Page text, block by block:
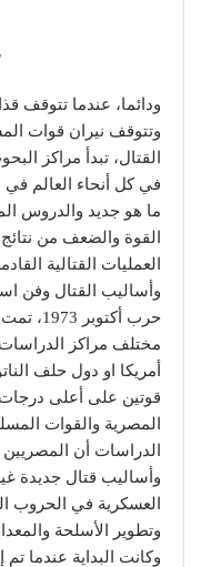
ودائما، عندما تتوقف
وتتوقف نيران قوات
القتال، تبدأ مراكز
في كل أنحاء العالم
ما هو جديد والدروس
القوة والضعف من
العمليات القتالية
وأساليب القتال وفن
حرب
مختلف مراكز الدراسات
أمريكا او دول حلف
قوتين على أعلى
المصرية والقوات
الدراسات أن
وأساليب قتال جديدة
العسكرية في الحروب
وتطوير الأسلحة
وكانت البداية عندما تم